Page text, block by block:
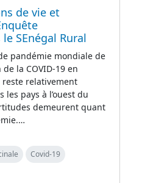
de vie et
SEnégal Rural
pandémie mondiale de
la COVID-19 en
relativement
pays à l’ouest du
demeurent quant
Covid-19